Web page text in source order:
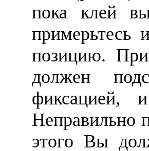
пока клей
примерьтесь
позицию.
должен
фиксацией,
Неправильно
этого Вы